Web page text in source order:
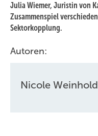
Julia Wiemer, Juristin von
Zusammenspiel
Sektorkopplung.
Autoren:
Nicole Weinhold